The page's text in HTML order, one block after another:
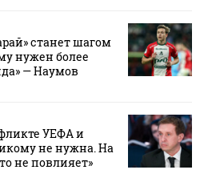
станет шагом
нужен более
— Наумов
УЕФА и
не нужна. На
не повлияет»